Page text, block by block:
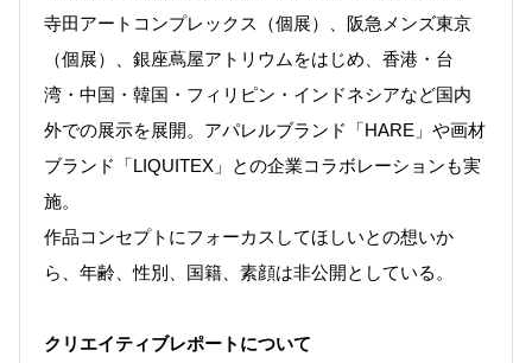
寺田アートコンプレックス（個展）、阪急メンズ東京
（個展）、銀座蔦屋アトリウムをはじめ、香港・台
湾・中国・韓国・フィリピン・インドネシアなど国内
外での展示を展開。アパレルブランド「HARE」や画材
ブランド「LIQUITEX」との企業コラボレーションも実
施。
作品コンセプトにフォーカスしてほしいとの想いか
ら、年齢、性別、国籍、素顔は非公開としている。
クリエイティブレポートについて